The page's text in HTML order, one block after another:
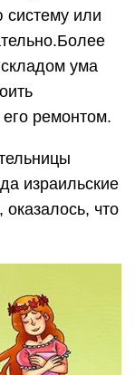
систему или
ума
его ремонтом.
израильские
что